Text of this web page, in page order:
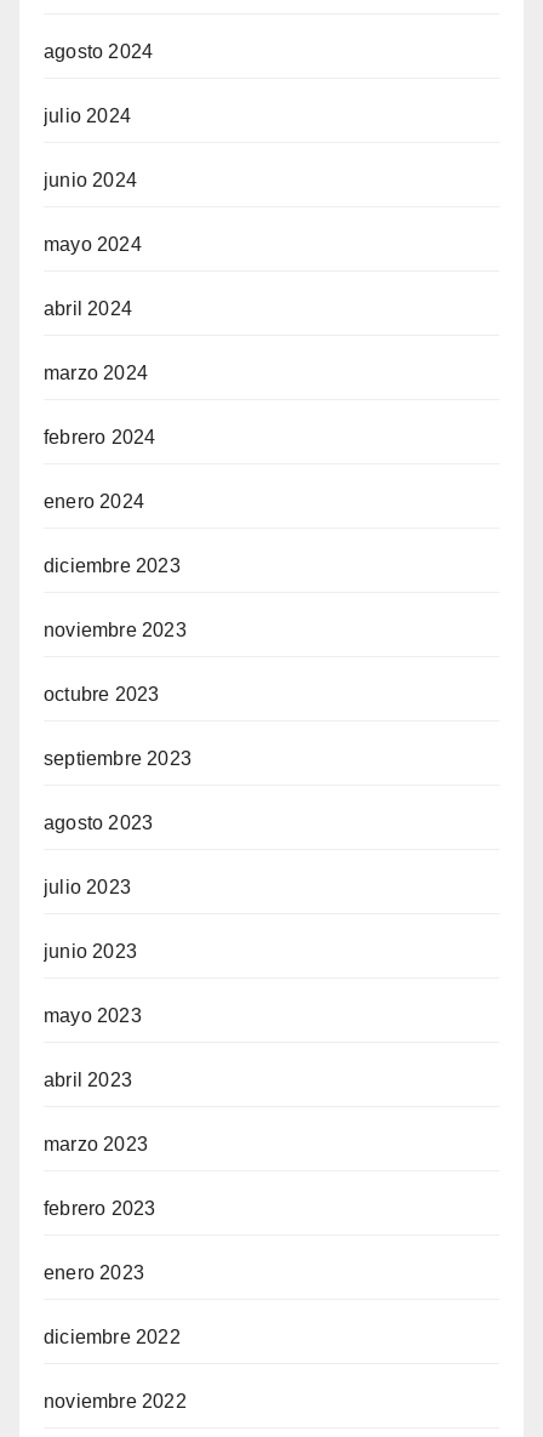
agosto 2024
julio 2024
junio 2024
mayo 2024
abril 2024
marzo 2024
febrero 2024
enero 2024
diciembre 2023
noviembre 2023
octubre 2023
septiembre 2023
agosto 2023
julio 2023
junio 2023
mayo 2023
abril 2023
marzo 2023
febrero 2023
enero 2023
diciembre 2022
noviembre 2022